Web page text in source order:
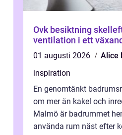
Ovk besiktning skellefteå
ventilation i ett
01 augusti 2026
Alice
inspiration
En genomtänkt
om mer än kakel och
Malmö är badrummet
använda rum näst efter